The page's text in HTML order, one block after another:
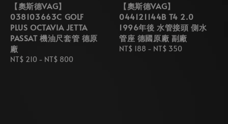
【奧斯德VAG】
038103663C GOLF
PLUS OCTAVIA JETTA
PASSAT 機油尺套管 德原
廠
Regular
NT$ 210 - NT$ 800
【奧斯德VAG】
044121144B T4 2.0
1996年後 水管接頭 側水
管座 德國原廠 副廠
Regular
NT$ 188 - NT$ 350